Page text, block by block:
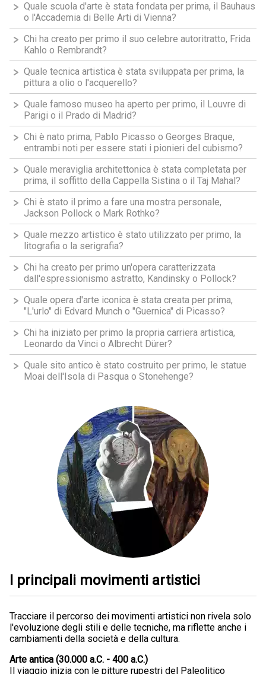
Quale scuola d'arte è stata fondata per prima, il Bauhaus
o l'Accademia di Belle Arti di Vienna?
Chi ha creato per primo il suo celebre autoritratto, Frida
Kahlo o Rembrandt?
Quale tecnica artistica è stata sviluppata per prima, la
pittura a olio o l'acquerello?
Quale famoso museo ha aperto per primo, il Louvre di
Parigi o il Prado di Madrid?
Chi è nato prima, Pablo Picasso o Georges Braque,
entrambi noti per essere stati i pionieri del cubismo?
Quale meraviglia architettonica è stata completata per
prima, il soffitto della Cappella Sistina o il Taj Mahal?
Chi è stato il primo a fare una mostra personale,
Jackson Pollock o Mark Rothko?
Quale mezzo artistico è stato utilizzato per primo, la
litografia o la serigrafia?
Chi ha creato per primo un'opera caratterizzata
dall'espressionismo astratto, Kandinsky o Pollock?
Quale opera d'arte iconica è stata creata per prima,
"L'urlo" di Edvard Munch o "Guernica" di Picasso?
Chi ha iniziato per primo la propria carriera artistica,
Leonardo da Vinci o Albrecht Dürer?
Quale sito antico è stato costruito per primo, le statue
Moai dell'Isola di Pasqua o Stonehenge?
I principali movimenti artistici
Tracciare il percorso dei movimenti artistici non rivela solo
l'evoluzione degli stili e delle tecniche, ma riflette anche i
cambiamenti della società e della cultura.
Arte antica (30.000 a.C. - 400 a.C.)
Il viaggio inizia con le pitture rupestri del Paleolitico